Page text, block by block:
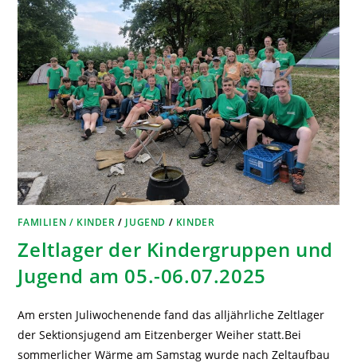
FAMILIEN / KINDER / JUGEND / KINDER
Zeltlager der Kindergruppen und
Jugend am 05.-06.07.2025
Am ersten Juliwochenende fand das alljährliche Zeltlager
der Sektionsjugend am Eitzenberger Weiher statt.Bei
sommerlicher Wärme am Samstag wurde nach Zeltaufbau